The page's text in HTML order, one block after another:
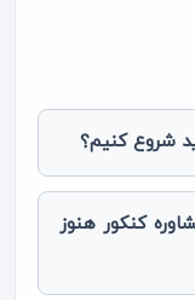
کنکور هنوز